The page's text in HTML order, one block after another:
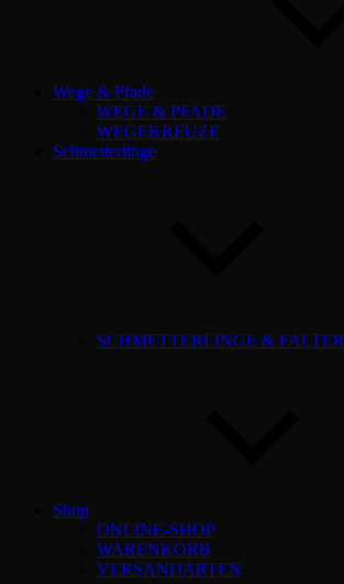
Wege & Pfade
WEGE & PFADE
WEGEKREUZE
Schmetterlinge
SCHMETTERLINGE & FALTER
Shop
ONLINE-SHOP
WARENKORB
VERSANDARTEN